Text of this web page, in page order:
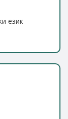
език